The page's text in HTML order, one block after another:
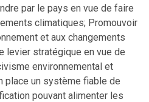
par le pays en vue de faire
climatiques; Promouvoir
et aux changements
levier stratégique en vue de
environnemental et
place un système fiable de
pouvant alimenter les